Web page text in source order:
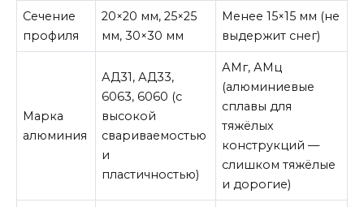
Сечение
профиля
20×20 мм, 25×25
мм, 30×30 мм
Менее 15×15 мм (не
выдержит снег)
Марка
алюминия
АД31, АД33,
6063, 6060 (с
высокой
свариваемостью
и
пластичностью)
АМг, АМц
(алюминиевые
сплавы для
тяжёлых
конструкций —
слишком тяжёлые
и дорогие)